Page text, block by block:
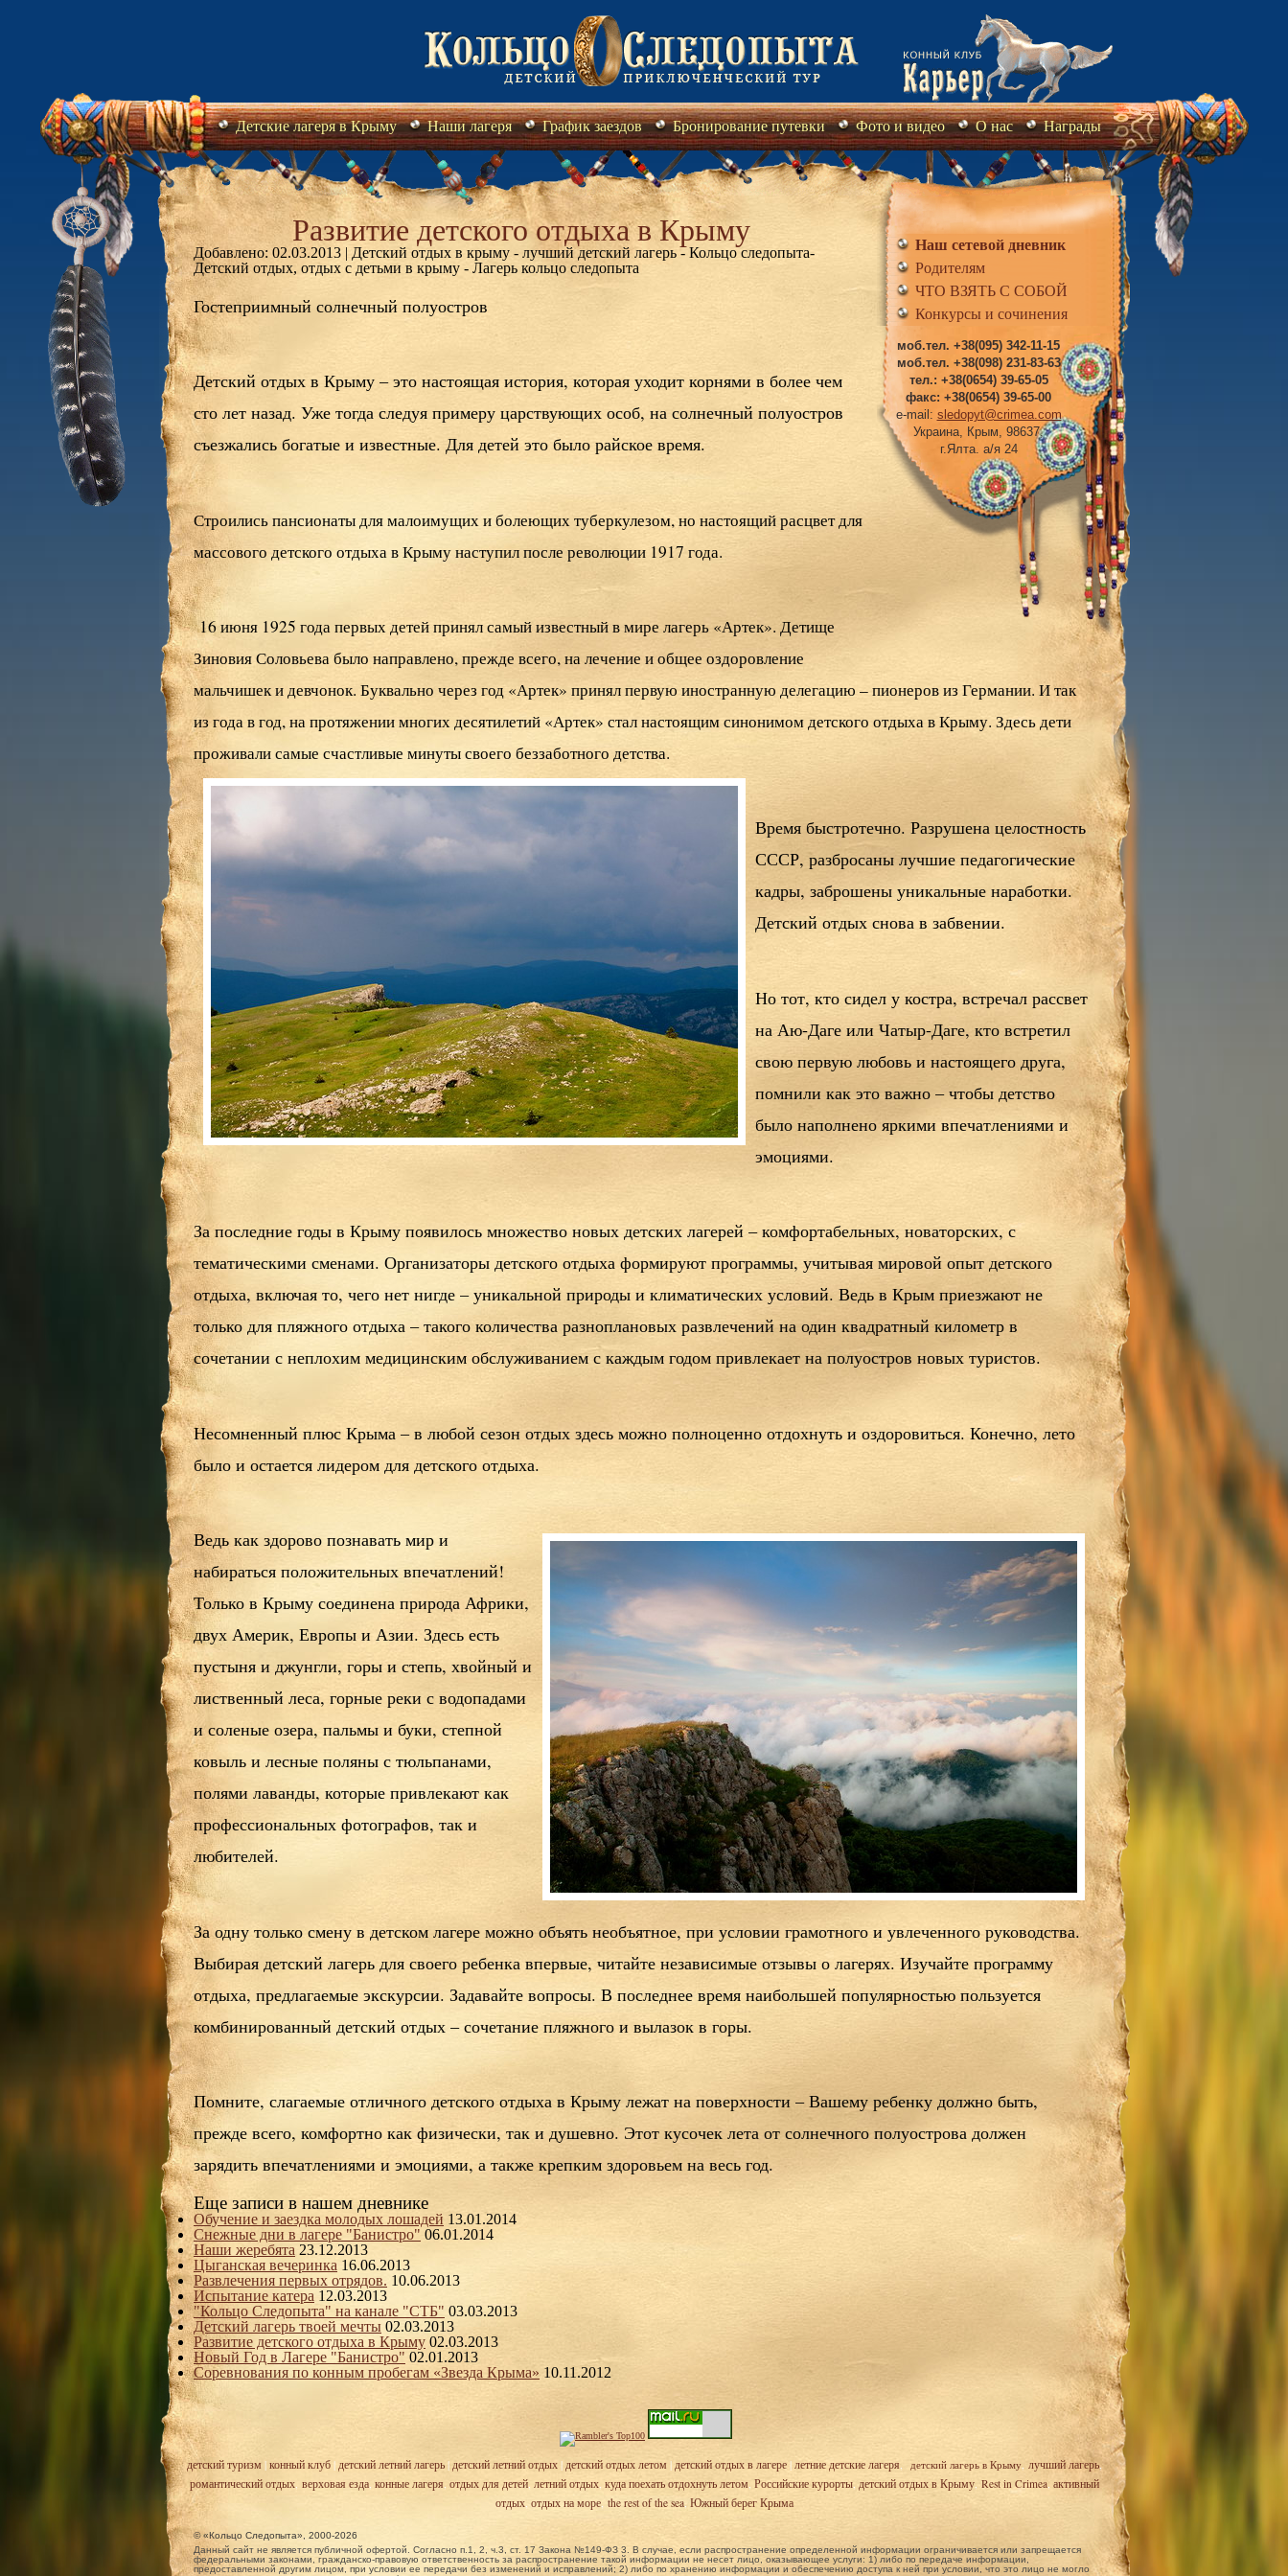
Детские лагеря в Крыму Наши лагеря График заездов Бронирование путевки Фото и видео О нас Награды
Наш сетевой дневник
Родителям
ЧТО ВЗЯТЬ С СОБОЙ
Конкурсы и сочинения
моб.тел. +38(095) 342-11-15
моб.тел. +38(098) 231-83-63
тел.: +38(0654) 39-65-05
факс: +38(0654) 39-65-00
e-mail: sledopyt@crimea.com
Украина, Крым, 98637,
г.Ялта. а/я 24
Развитие детского отдыха в Крыму
Добавлено: 02.03.2013 | Детский отдых в крыму - лучший детский лагерь - Кольцо следопыта-
Детский отдых, отдых с детьми в крыму - Лагерь кольцо следопыта
Гостеприимный солнечный полуостров
Детский отдых в Крыму – это настоящая история, которая уходит корнями в более чем
сто лет назад. Уже тогда следуя примеру царствующих особ, на солнечный полуостров
съезжались богатые и известные. Для детей это было райское время.
Строились пансионаты для малоимущих и болеющих туберкулезом, но настоящий расцвет для
массового детского отдыха в Крыму наступил после революции 1917 года.
16 июня 1925 года первых детей принял самый известный в мире лагерь «Артек». Детище
Зиновия Соловьева было направлено, прежде всего, на лечение и общее оздоровление
мальчишек и девчонок. Буквально через год «Артек» принял первую иностранную делегацию – пионеров из Германии. И так
из года в год, на протяжении многих десятилетий «Артек» стал настоящим синонимом детского отдыха в Крыму. Здесь дети
проживали самые счастливые минуты своего беззаботного детства.
Время быстротечно. Разрушена целостность
СССР, разбросаны лучшие педагогические
кадры, заброшены уникальные наработки.
Детский отдых снова в забвении.
Но тот, кто сидел у костра, встречал рассвет
на Аю-Даге или Чатыр-Даге, кто встретил
свою первую любовь и настоящего друга,
помнили как это важно – чтобы детство
было наполнено яркими впечатлениями и
эмоциями.
За последние годы в Крыму появилось множество новых детских лагерей – комфортабельных, новаторских, с
тематическими сменами. Организаторы детского отдыха формируют программы, учитывая мировой опыт детского
отдыха, включая то, чего нет нигде – уникальной природы и климатических условий. Ведь в Крым приезжают не
только для пляжного отдыха – такого количества разноплановых развлечений на один квадратный километр в
сочетании с неплохим медицинским обслуживанием с каждым годом привлекает на полуостров новых туристов.
Несомненный плюс Крыма – в любой сезон отдых здесь можно полноценно отдохнуть и оздоровиться. Конечно, лето
было и остается лидером для детского отдыха.
Ведь как здорово познавать мир и
набираться положительных впечатлений!
Только в Крыму соединена природа Африки,
двух Америк, Европы и Азии. Здесь есть
пустыня и джунгли, горы и степь, хвойный и
лиственный леса, горные реки с водопадами
и соленые озера, пальмы и буки, степной
ковыль и лесные поляны с тюльпанами,
полями лаванды, которые привлекают как
профессиональных фотографов, так и
любителей.
За одну только смену в детском лагере можно объять необъятное, при условии грамотного и увлеченного руководства.
Выбирая детский лагерь для своего ребенка впервые, читайте независимые отзывы о лагерях. Изучайте программу
отдыха, предлагаемые экскурсии. Задавайте вопросы. В последнее время наибольшей популярностью пользуется
комбинированный детский отдых – сочетание пляжного и вылазок в горы.
Помните, слагаемые отличного детского отдыха в Крыму лежат на поверхности – Вашему ребенку должно быть,
прежде всего, комфортно как физически, так и душевно. Этот кусочек лета от солнечного полуострова должен
зарядить впечатлениями и эмоциями, а также крепким здоровьем на весь год.
Еще записи в нашем дневнике
Обучение и заездка молодых лошадей 13.01.2014
Снежные дни в лагере "Банистро" 06.01.2014
Наши жеребята 23.12.2013
Цыганская вечеринка 16.06.2013
Развлечения первых отрядов. 10.06.2013
Испытание катера 12.03.2013
"Кольцо Следопыта" на канале "СТБ" 03.03.2013
Детский лагерь твоей мечты 02.03.2013
Развитие детского отдыха в Крыму 02.03.2013
Новый Год в Лагере "Банистро" 02.01.2013
Соревнования по конным пробегам «Звезда Крыма» 10.11.2012
детский туризм| конный клуб| детский летний лагерь| детский летний отдых| детский отдых летом| детский отдых в лагере| летние детские лагеря, детский лагерь в Крыму, лучший лагерь,
романтический отдых, верховая езда, конные лагеря, отдых для детей, летний отдых, куда поехать отдохнуть летом, Российские курорты, детский отдых в Крыму, Rest in Crimea, активный
отдых, отдых на море, the rest of the sea, Южный берег Крыма
© «Кольцо Следопыта», 2000-2026
Данный сайт не является публичной офертой. Согласно п.1, 2, ч.3, ст. 17 Закона №149-ФЗ 3. В случае, если распространение определенной информации ограничивается или запрещается
федеральными законами, гражданско-правовую ответственность за распространение такой информации не несет лицо, оказывающее услуги: 1) либо по передаче информации,
предоставленной другим лицом, при условии ее передачи без изменений и исправлений; 2) либо по хранению информации и обеспечению доступа к ней при условии, что это лицо не могло